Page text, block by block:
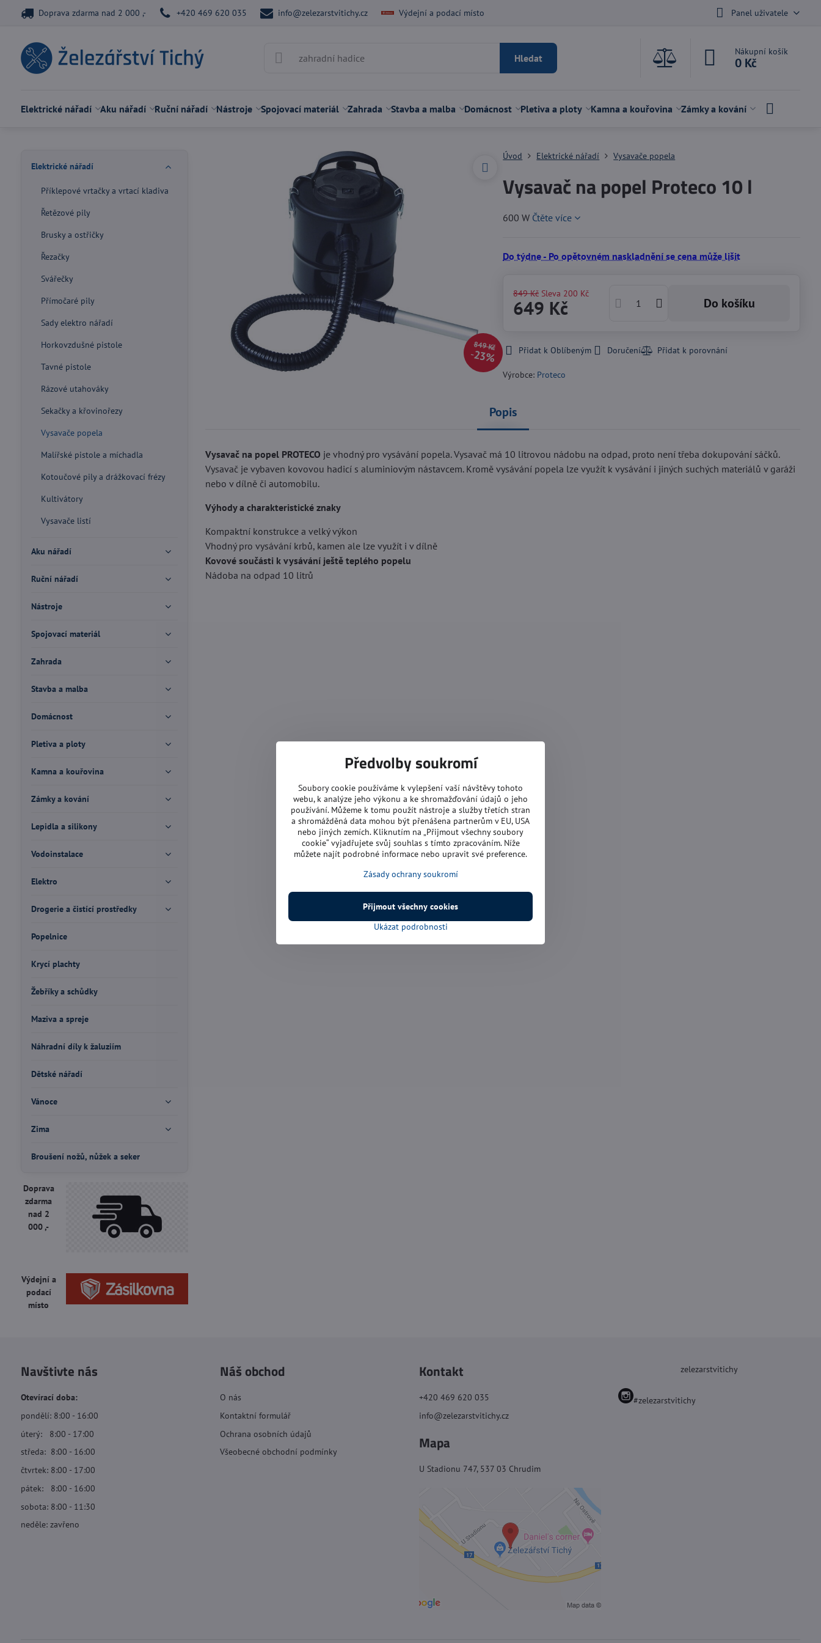
Doprava zdarma nad 2 000 ,- +420 469 620 035 info@zelezarstvitichy.cz Výdejní a podací místo Panel uživatele
Hledat
Nákupní košík
0 Kč
Elektrické nářadí Aku nářadí Ruční nářadí Nástroje Spojovací materiál Zahrada Stavba a malba Domácnost Pletiva a ploty Kamna a kouřovina Zámky a kování
849 Kč
23%
Úvod Elektrické nářadí Vysavače popela
Vysavač na popel Proteco 10 l
600 W Čtěte více
Do týdne - Po opětovném naskladnění se cena může lišit
849 Kč Sleva 200 Kč
649 Kč Do košíku
Přidat k Oblíbeným Doručení
Výrobce: Proteco
Popis
Vysavač na popel PROTECO je vhodný pro vysávání popela. Vysavač má 10 litrovou nádobu na odpad, proto není třeba dokupování sáčků.
Vysavač je vybaven kovovou hadicí s aluminiovým nástavcem. Kromě vysávání popela lze využít k vysávání i jiných suchých materiálů v garáži
nebo v dílně či automobilu.
Výhody a charakteristické znaky
Kompaktní konstrukce a velký výkon
Vhodný pro vysávání krbů, kamen ale lze využít i v dílně
Kovové součásti k vysávání ještě teplého popelu
Nádoba na odpad 10 litrů
Elektrické nářadí
Příklepové vrtačky a vrtací kladiva
Řetězové pily
Brusky a ostřičky
Řezačky
Svářečky
Přímočaré pily
Sady elektro nářadí
Horkovzdušné pistole
Tavné pistole
Rázové utahováky
Sekačky a křovinořezy
Vysavače popela
Malířské pistole a míchadla
Kotoučové pily a drážkovací frézy
Kultivátory
Vysavače listí
Aku nářadí
Ruční nářadí
Nástroje
Spojovací materiál
Zahrada
Stavba a malba
Domácnost
Pletiva a ploty
Kamna a kouřovina
Zámky a kování
Lepidla a silikony
Vodoinstalace
Elektro
Drogerie a čistící prostředky
Popelnice
Krycí plachty
Žebříky a schůdky
Maziva a spreje
Náhradní díly k žaluziím
Dětské nářadí
Vánoce
Zima
Broušení nožů, nůžek a seker
Doprava
zdarma
nad 2
000 ,-
Výdejní a
podací
místo
Navštivte nás
Otevírací doba:
pondělí: 8:00 - 16:00
úterý: 8:00 - 17:00
středa: 8:00 - 16:00
čtvrtek: 8:00 - 17:00
pátek: 8:00 - 16:00
sobota: 8:00 - 11:30
neděle: zavřeno
Náš obchod
O nás
Kontaktní formulář
Ochrana osobních údajů
Všeobecné obchodní podmínky
Kontakt
+420 469 620 035
info@zelezarstvitichy.cz
Mapa
U Stadionu 747, 537 03 Chrudim
zelezarstvitichy
#zelezarstvitichy
Předvolby soukromí
Soubory cookie používáme k vylepšení vaší návštěvy tohoto
webu, k analýze jeho výkonu a ke shromažďování údajů o jeho
používání. Můžeme k tomu použít nástroje a služby třetích stran
a shromážděná data mohou být přenášena partnerům v EU, USA
nebo jiných zemích. Kliknutím na „Přijmout všechny soubory
cookie“ vyjadřujete svůj souhlas s tímto zpracováním. Níže
můžete najít podrobné informace nebo upravit své preference.
Zásady ochrany soukromí
Ukázat podrobnosti
Přijmout všechny cookies